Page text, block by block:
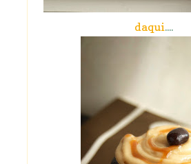
daqui....